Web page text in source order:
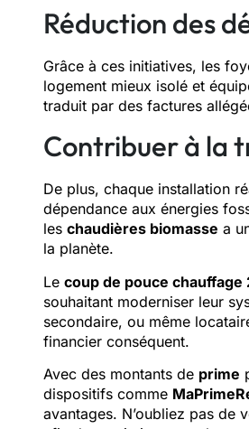
Réduction des
Grâce à ces initiatives, les
logement mieux isolé et
traduit par des factures
Contribuer à la
De plus, chaque installation
dépendance aux énergies
les chaudières biomasse a
la planète.
Le coup de pouce chauffage
souhaitant moderniser leur
secondaire, ou même
financier conséquent.
Avec des montants de prime
dispositifs comme
avantages. N’oubliez pas de